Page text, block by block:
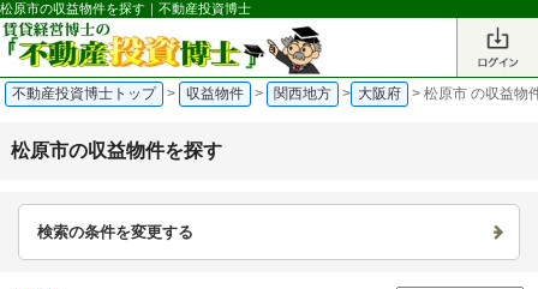
松原市の収益物件を探す｜不動産投資博士
不動産投資博士トップ > 収益物件 > 関西地方 > 大阪府 > 松原市 の収益物
松原市の収益物件を探す
検索の条件を変更する